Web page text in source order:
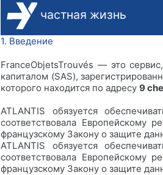
частная жизнь
1. Введение
FranceObjetsTrouvés — это
капиталом (SAS),
которого находится по адресу 9
ATLANTIS обязуется
соответствовала
французскому Закону о защите
ATLANTIS обязуется
соответствовала
французскому Закону о защите